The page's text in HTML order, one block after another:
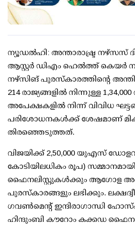
ന്യൂഡല്‍ഹി: അന്താരാഷ്ട്ര നഴ്‌സസ്
ആസ്റ്റര്‍ ഡിഎം ഹെല്‍ത്ത്
നഴ്‌സിങ് പുരസ്‌കാരത്തിന്റെ
214 രാജ്യങ്ങളില്‍ നിന്നുള്ള
അപേക്ഷകളില്‍ നിന്ന് വിവിധ
പരിശോധനകള്‍ക്ക് ശേഷമാണ്
തിരഞ്ഞെടുത്തത്.
വിജയിക്ക് 2,50,000 യുഎസ്
കോടിയിലധികം രൂപ) സമ്മാനമായി
ഫൈനലിസ്റ്റുകള്‍ക്കും ആഗോള
പുരസ്‌കാരങ്ങളും ലഭിക്കും.
ഗവണ്‍മെന്റ് ഇന്ദിരാഗാന്ധി
ഹിന്ദുംബി കൗറോം കക്കഡ